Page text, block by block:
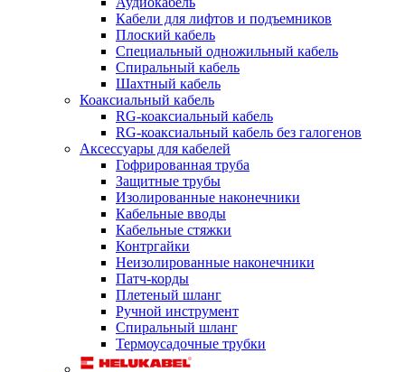
Кабели для лифтов и подъемников
Плоский кабель
Специальный одножильный кабель
Спиральный кабель
Шахтный кабель
Коаксиальный кабель
RG-коаксиальный кабель
RG-коаксиальный кабель без галогенов
Аксессуары для кабелей
Гофрированная труба
Защитные трубы
Изолированные наконечники
Кабельные вводы
Кабельные стяжки
Контргайки
Неизолированные наконечники
Патч-корды
Плетеный шланг
Ручной инструмент
Спиральный шланг
Термоусадочные трубки